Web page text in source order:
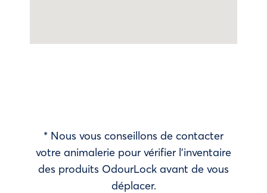
* Nous vous conseillons de contacter
votre animalerie pour vérifier l’inventaire
des produits OdourLock avant de vous
déplacer.